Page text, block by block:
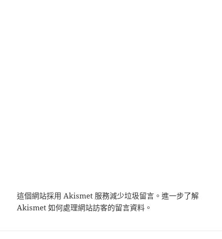
這個網站採用 Akismet 服務減少垃圾留言。進一步了解
Akismet 如何處理網站訪客的留言資料 。